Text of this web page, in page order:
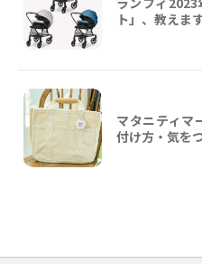
ト」、教えま
マタニティマ
付け方・気を